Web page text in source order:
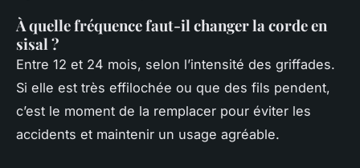
À quelle fréquence faut-il changer la corde en
sisal ?
Entre 12 et 24 mois, selon l’intensité des griffades.
Si elle est très effilochée ou que des fils pendent,
c’est le moment de la remplacer pour éviter les
accidents et maintenir un usage agréable.